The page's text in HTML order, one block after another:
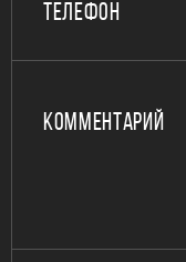
ТЕЛЕФОН
КОММЕНТАРИЙ